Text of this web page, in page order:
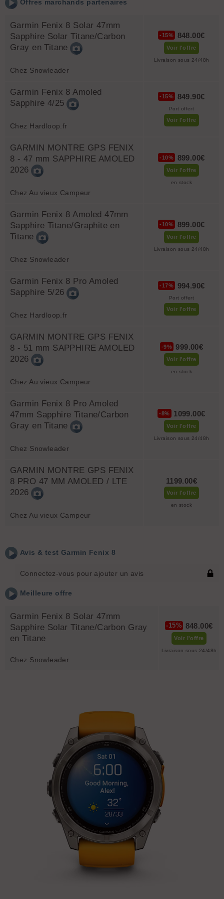
Offres marchands partenaires
Garmin Fenix 8 Solar 47mm
Sapphire Solar Titane/Carbon
Gray en Titane
Chez Snowleader
-15% 848.00€
Voir l'offre
Livraison sous 24/48h
Garmin Fenix 8 Amoled
Sapphire 4/25
Chez Hardloop.fr
-15% 849.90€
Port offert
Voir l'offre
GARMIN MONTRE GPS FENIX
8 - 47 mm SAPPHIRE AMOLED
2026
Chez Au vieux Campeur
-10% 899.00€
Voir l'offre
en stock
Garmin Fenix 8 Amoled 47mm
Sapphire Titane/Graphite en
Titane
Chez Snowleader
-10% 899.00€
Voir l'offre
Livraison sous 24/48h
Garmin Fenix 8 Pro Amoled
Sapphire 5/26
Chez Hardloop.fr
-17% 994.90€
Port offert
Voir l'offre
GARMIN MONTRE GPS FENIX
8 - 51 mm SAPPHIRE AMOLED
2026
Chez Au vieux Campeur
-9% 999.00€
Voir l'offre
en stock
Garmin Fenix 8 Pro Amoled
47mm Sapphire Titane/Carbon
Gray en Titane
Chez Snowleader
-8% 1099.00€
Voir l'offre
Livraison sous 24/48h
GARMIN MONTRE GPS FENIX
8 PRO 47 MM AMOLED / LTE
2026
Chez Au vieux Campeur
1199.00€
Voir l'offre
en stock
Avis & test Garmin Fenix 8
Connectez-vous pour ajouter un avis
Meilleure offre
Garmin Fenix 8 Solar 47mm
Sapphire Solar Titane/Carbon Gray
en Titane
Chez Snowleader
-15% 848.00€
Voir l'offre
Livraison sous 24/48h